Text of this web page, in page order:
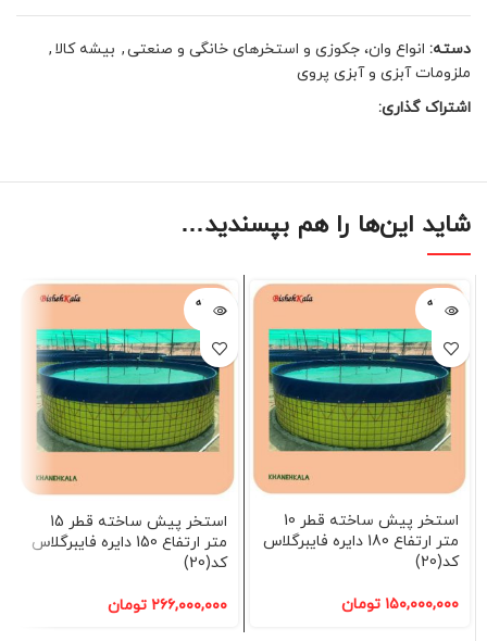
دسته: انواع وان، جکوزی و استخرهای خانگی و صنعتی, بیشه کالا ,
ملزومات آبزی و آبزی پروی
اشتراک گذاری:
شاید این‌ها را هم بپسندید…
فروخته
شده
استخر پیش ساخته قطر 10
متر ارتفاع 180 دایره فایبرگلاس
کد(20)
۱۵۰,۰۰۰,۰۰۰ تومان
فروخته
شده
استخر پیش ساخته قطر 15
متر ارتفاع 150 دایره فایبرگلاس
کد(20)
۲۶۶,۰۰۰,۰۰۰ تومان